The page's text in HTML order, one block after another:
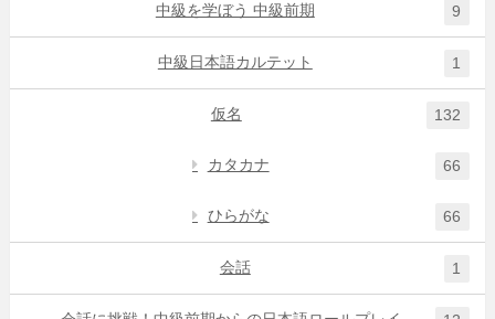
中級を学ぼう 中級前期 9
中級日本語カルテット 1
仮名 132
カタカナ 66
ひらがな 66
会話 1